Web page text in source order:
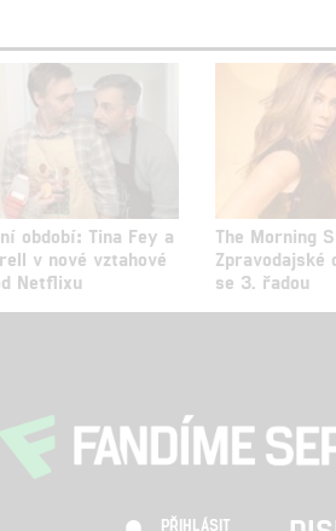
období: Tina Fey a
v nové vztahové
Netflixu
The Morning
Zpravodajské
se 3. řadou
PŘIHLÁSIT